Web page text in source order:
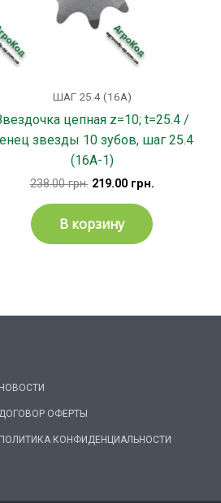
ШАГ 25.4 (16А)
цепная z=10; t=25.4 /
звезды 10 зубов, шаг 25.4
(16А-1)
238.00грн. 219.00 грн.
В корзину
НОВОСТИ
ДОГОВОР ОФЕРТЫ
ПОЛИТИКА КОНФИДЕНЦИАЛЬНОСТИ